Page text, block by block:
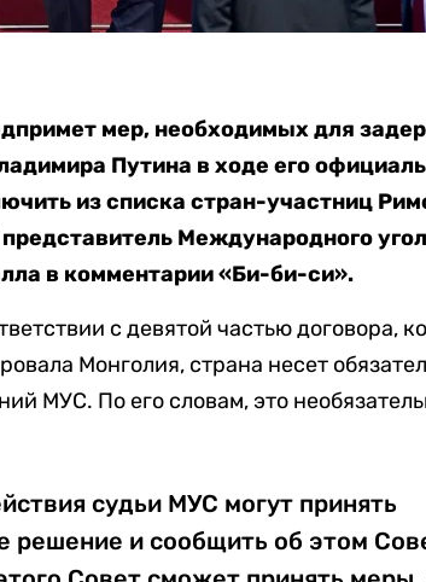
мер, необходимых для
Путина в ходе его
из списка стран-участниц
Международного
в комментарии «Би-би-си».
с девятой частью договора,
Монголия, страна несет
МУС. По его словам, это
судьи МУС могут принять
решение и сообщить об этом